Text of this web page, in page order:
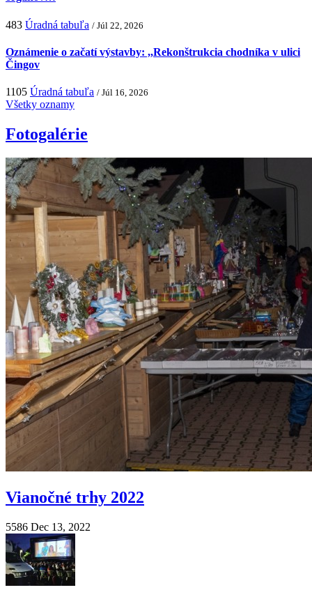
483 Úradná tabuľa / Júl 22, 2026
Oznámenie o začatí výstavby: ,,Rekonštrukcia chodníka v ulici
Čingov
1105 Úradná tabuľa / Júl 16, 2026
Všetky oznamy
Fotogalérie
Vianočné trhy 2022
5586 Dec 13, 2022